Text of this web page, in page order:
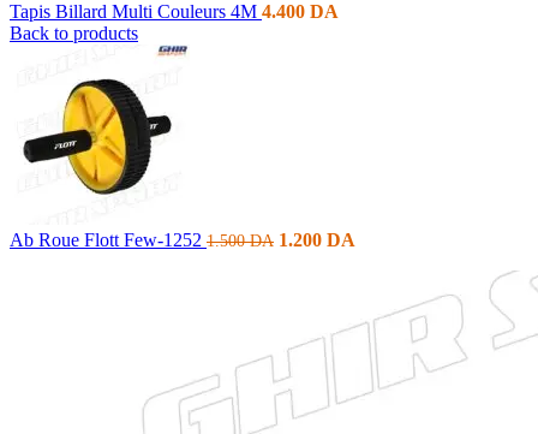
Tapis Billard Multi Couleurs 4M 4.400 DA
Back to products
Ab Roue Flott Few-1252 1.500DA 1.200 DA